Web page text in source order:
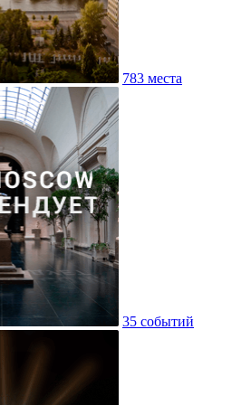
783 места
35 событий